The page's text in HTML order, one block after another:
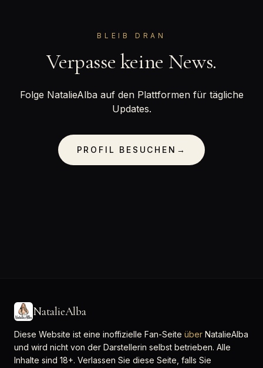
BLEIB DRAN
Verpasse keine News.
Folge NatalieAlba auf den Plattformen für tägliche
Updates.
PROFIL BESUCHEN →
NatalieAlba
Diese Website ist eine inoffizielle Fan-Seite über NatalieAlba
und wird nicht von der Darstellerin selbst betrieben. Alle
Inhalte sind 18+. Verlassen Sie diese Seite, falls Sie